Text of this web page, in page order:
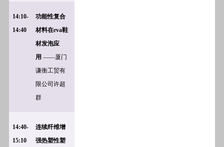
14:10-
14:40
功能性复合
材料在eva鞋
材发泡应
用 ——厦门
谦衡工贸有
限公司许超
群
14:40-
15:10
连续纤维增
强热塑性塑